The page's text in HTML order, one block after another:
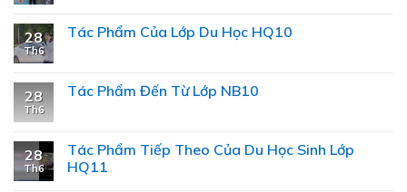
28
Th6
Tác Phẩm Của Lớp Du Học HQ10
28
Th6
Tác Phẩm Đến Từ Lớp NB10
28
Th6
Tác Phẩm Tiếp Theo Của Du Học Sinh Lớp
HQ11